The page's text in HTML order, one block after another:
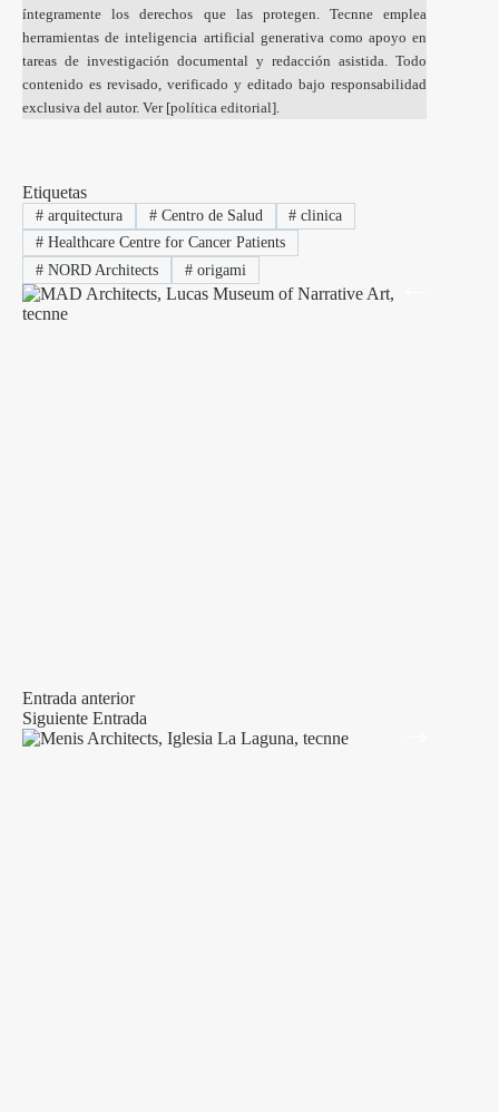
íntegramente los derechos que las protegen. Tecnne emplea
herramientas de inteligencia artificial generativa como apoyo en
tareas de investigación documental y redacción asistida. Todo
contenido es revisado, verificado y editado bajo responsabilidad
exclusiva del autor. Ver [política editorial].
Etiquetas
#arquitectura #Centro de Salud # clinica
#Healthcare Centre for Cancer Patients
#NORD Architects #origami
Entrada anterior
Siguiente Entrada